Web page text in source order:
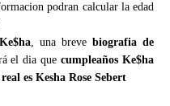
podran calcular la edad
Ke$ha, una breve biografia de
el dia quecumpleaños Ke$ha
es Kesha Rose Sebert